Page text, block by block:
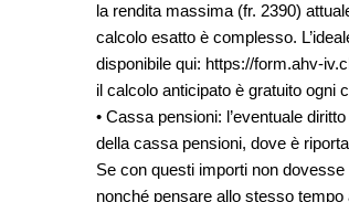
la rendita massima (fr. 2390)
calcolo esatto è complesso.
disponibile qui: https://form.ahv-
il calcolo anticipato è gratuito ogni
• Cassa pensioni: l’eventuale
della cassa pensioni, dove è
Se con questi importi non
nonché pensare allo stesso